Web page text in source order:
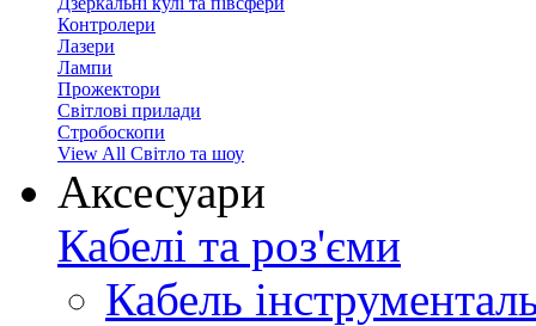
Контролери
Лазери
Лампи
Прожектори
Світлові прилади
Стробоскопи
View All Світло та шоу
Аксесуари
Кабелі та роз'єми
Кабель